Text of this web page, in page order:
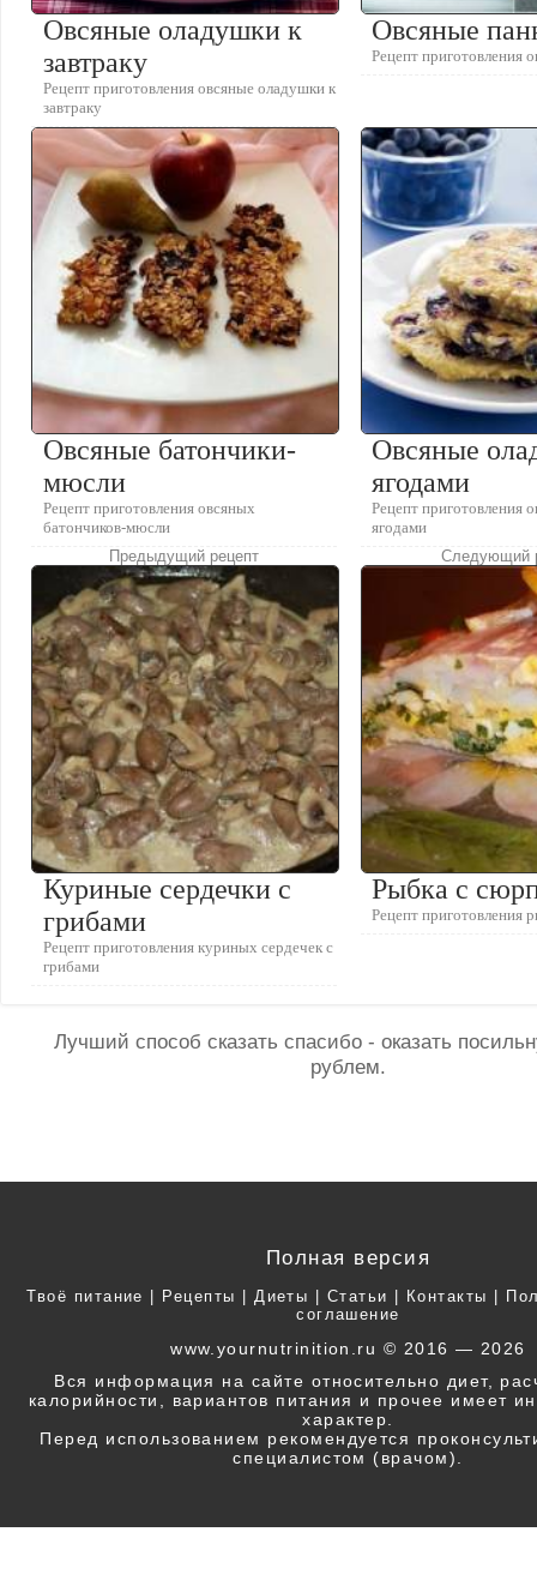
Овсяные оладушки к
завтраку
Рецепт приготовления овсяные оладушки к
завтраку
Овсяные
Рецепт приготовления
Овсяные батончики-
мюсли
Рецепт приготовления овсяных
батончиков-мюсли
Овсяные
ягодами
Рецепт приготовления
ягодами
Предыдущий рецепт
Куриные сердечки с
грибами
Рецепт приготовления куриных сердечек с
грибами
Следующий
Рыбка с
Рецепт приготовления
Лучший способ сказать спасибо - оказать
рублем.
Полная версия
Твоё питание | Рецепты | Диеты | Статьи | Контакты |
соглашение
www.yournutrinition.ru © 2016 — 2026
Вся информация на сайте относительно диет,
калорийности, вариантов питания и прочее имеет
характер.
Перед использованием рекомендуется
специалистом (врачом).